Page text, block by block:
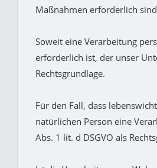
Maßnahmen erforderlich
Soweit eine Verarbeitung
erforderlich ist, der unser
Rechtsgrundlage.
Für den Fall, dass
natürlichen Person eine
Abs. 1 lit. d DSGVO als